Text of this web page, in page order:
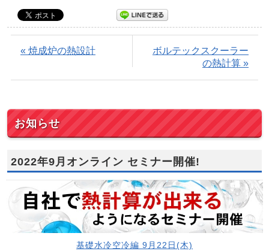
« 焼成炉の熱設計
ボルテックスクーラー
の熱計算 »
お知らせ
2022年9月オンライン セミナー開催!
基礎水冷空冷編 9月22日(木)